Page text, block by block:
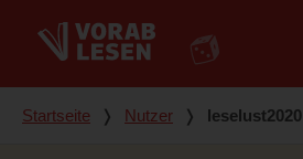
Du bist hier
Startseite ❭ Nutzer ❭ leselust2020